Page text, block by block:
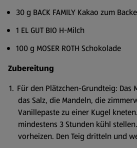
30 g BACK FAMILY Kakao zum
1 EL GUT BIO H-Milch
100 g MOSER ROTH Schokolade
Zubereitung
Für den Plätzchen-Grundteig: Das
das Salz, die Mandeln, die
Vanillepaste zu einer Kugel
mindestens 3 Stunden kühl
vorheizen. Den Teig dritteln und